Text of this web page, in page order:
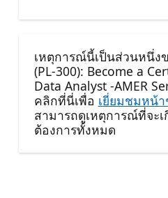
เหตุการณ์นี้เป็นส่วนหนึ่ง
(PL-300): Become a
Data Analyst -AMER
คลิกที่นี่เพื่อ เยี่ยมชมหน้
สามารถดูเหตุการณ์ที่จะ
ต้องการทั้งหมด